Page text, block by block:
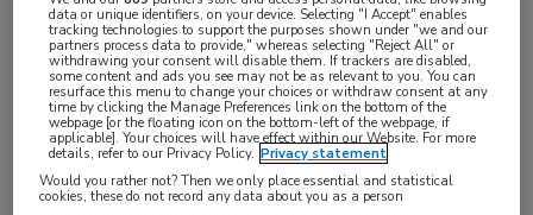
Bij mensen die met hiv zijn geïnfecteerd, is de
HIV
Tags:
acuut coronair syndroom
data or unique identifiers, on your device. Selecting "I Accept" enables
tracking technologies to support the purposes shown under "we and our
partners process data to provide," whereas selecting "Reject All" or
withdrawing your consent will disable them. If trackers are disabled,
some content and ads you see may not be as relevant to you. You can
resurface this menu to change your choices or withdraw consent at any
time by clicking the Manage Preferences link on the bottom of the
webpage [or the floating icon on the bottom-left of the webpage, if
applicable]. Your choices will have effect within our Website. For more
details, refer to our Privacy Policy. Privacy statement
Would you rather not? Then we only place essential and statistical
cookies, these do not record any data about you as a person